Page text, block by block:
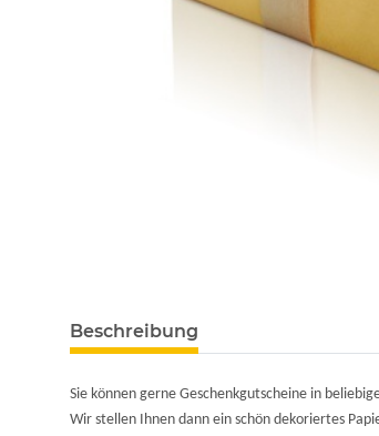
Beschreibung
Sie können gerne Geschenkgutscheine in
Wir stellen Ihnen dann ein schön dekoriertes